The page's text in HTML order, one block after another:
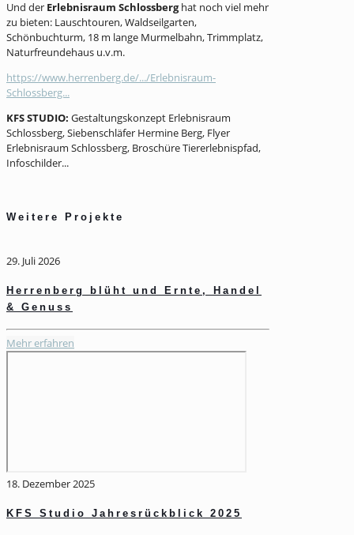
Und der Erlebnisraum Schlossberghat noch viel mehr
zu bieten: Lauschtouren, Waldseilgarten,
Schönbuchturm, 18 m lange Murmelbahn, Trimmplatz,
Naturfreundehaus u.v.m.
https://www.herrenberg.de/.../Erlebnisraum-
Schlossberg...
KFS STUDIO: Gestaltungskonzept Erlebnisraum
Schlossberg, Siebenschläfer Hermine Berg, Flyer
Erlebnisraum Schlossberg, Broschüre Tiererlebnispfad,
Infoschilder...
Weitere Projekte
29. Juli 2026
Herrenberg blüht und Ernte, Handel
& Genuss
Mehr erfahren
18. Dezember 2025
KFS Studio Jahresrückblick 2025